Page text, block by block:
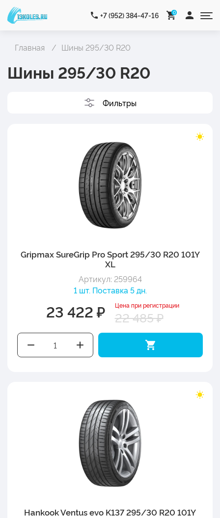
+7 (952) 384-47-16 0
Главная Шины 295/30 R20
Шины 295/30 R20
Фильтры
Gripmax SureGrip Pro Sport 295/30 R20 101Y
XL
Артикул: 259964
1 шт. Поставка 5 дн.
23 422 ₽ Цена при регистрации
22 485 ₽
Hankook Ventus evo K137 295/30 R20 101Y